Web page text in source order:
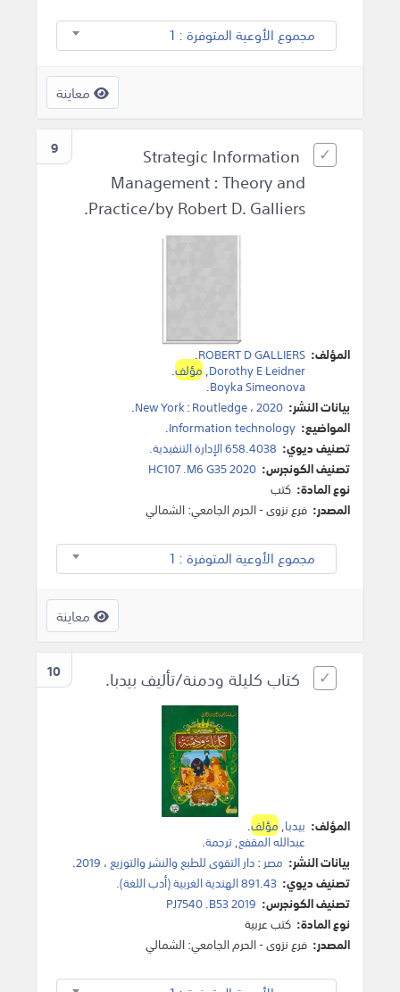
مجموع الأوعية المتوفرة : 1
معاينة
9
Strategic Information
Management : Theory and
Practice/by Robert D. Galliers.
المؤلف: ROBERT D GALLIERS
.
Dorothy E Leidner
,مؤلف.
Boyka Simeonova
.
بيانات النشر:
New York:Routledge،2020
.
المواضيع: Information technology
.
تصنيف ديوي: 658.4038 الإدارة التنفيذية.
تصنيف الكونجرس: HC107 .M6 G35 2020
نوع المادة: كتب
المصدر: فرع نزوى - الحرم الجامعي: الشمالي
مجموع الأوعية المتوفرة : 1
معاينة
10 كتاب كليلة ودمنة/تأليف بيدبا.
المؤلف: بيدبا,مؤلف.
عبدالله المقفع,ترجمة.
بيانات النشر: مصر :دار التقوى للطبع والنشر والتوزيع، 2019
.
تصنيف ديوي: 891.43 الهندية الغربية (أدب اللغة).
تصنيف الكونجرس: PJ7540 .B53 2019
نوع المادة: كتب عربية
المصدر: فرع نزوى - الحرم الجامعي: الشمالي